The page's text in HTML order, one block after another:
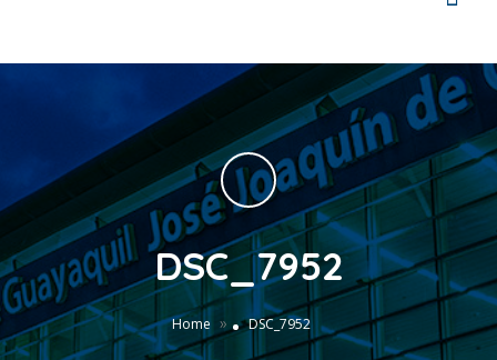
DSC_7952
Home » DSC_7952